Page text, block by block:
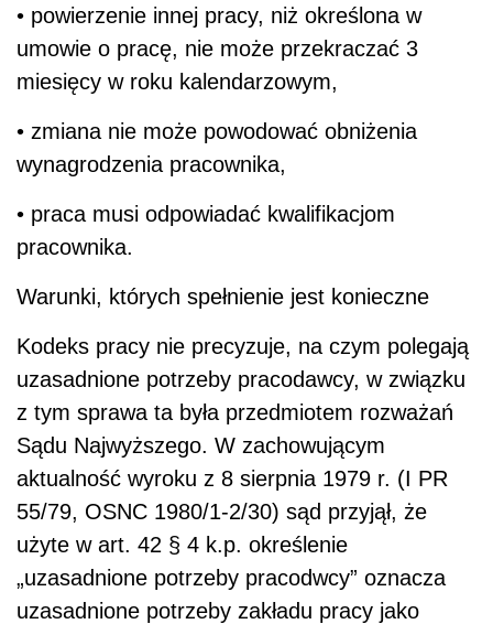
• powierzenie innej pracy, niż określona w
umowie o pracę, nie może przekraczać 3
miesięcy w roku kalendarzowym,
• zmiana nie może powodować obniżenia
wynagrodzenia pracownika,
• praca musi odpowiadać kwalifikacjom
pracownika.
Warunki, których spełnienie jest konieczne
Kodeks pracy nie precyzuje, na czym polegają
uzasadnione potrzeby pracodawcy, w związku
z tym sprawa ta była przedmiotem rozważań
Sądu Najwyższego. W zachowującym
aktualność wyroku z 8 sierpnia 1979 r. (I PR
55/79, OSNC 1980/1-2/30) sąd przyjął, że
użyte w art. 42 § 4 k.p. określenie
„uzasadnione potrzeby pracodwcy” oznacza
uzasadnione potrzeby zakładu pracy jako